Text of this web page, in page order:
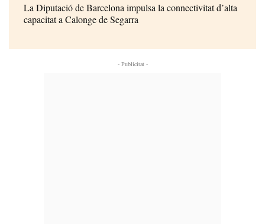
La Diputació de Barcelona impulsa la connectivitat d’alta
capacitat a Calonge de Segarra
- Publicitat -